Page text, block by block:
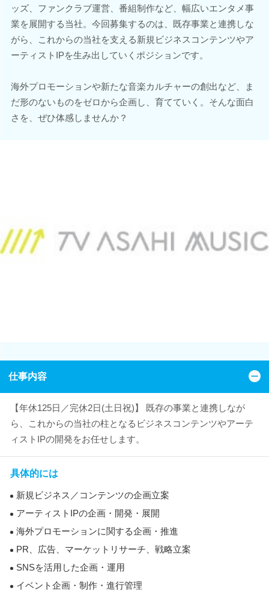
ッズ、ファンクラブ運営、番組制作など、幅広いエンタメ事
業を展開する当社。今回募集するのは、既存事業と連携しな
がら、これからの当社を支える新規ビジネスコンテンツやア
ーティストIPを生み出していくポジションです。
海外プロモーションや新たな音楽カルチャーの創出など、ま
だ形のないものをゼロから企画し、育てていく。そんな面白
さを、ぜひ体感しませんか？
仕事内容
【年休125日／完休2日(土日祝)】 既存の事業と連携しなが
ら、これからの当社の柱となるビジネスコンテンツやアーテ
ィストIPの開発をお任せします。
具体的には
新規ビジネス／コンテンツの企画立案
アーティストIPの企画・開発・展開
海外プロモーションに関する企画・推進
PR、広告、マーケットリサーチ、戦略立案
SNSを活用した企画・運用
イベント企画・制作・進行管理